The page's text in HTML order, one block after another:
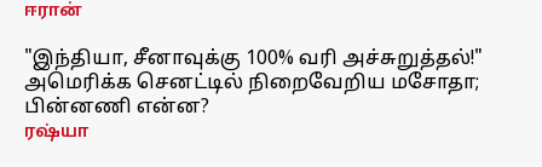
ஈரான்
"இந்தியா, சீனாவுக்கு 100% வரி அச்சுறுத்தல்!"
அமெரிக்க செனட்டில் நிறைவேறிய மசோதா;
பின்னணி என்ன?
ரஷ்யா